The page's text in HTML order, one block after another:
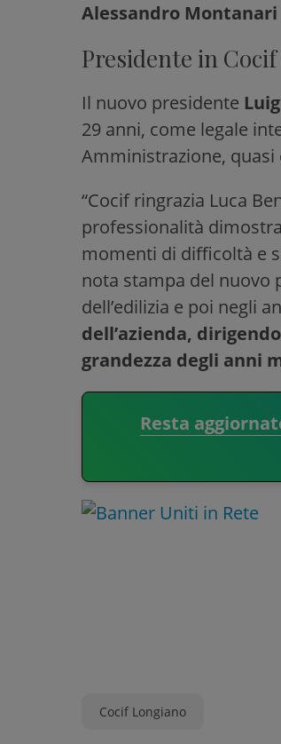
Alessandro
Presidente in
Il nuovo presidente
29 anni, come legale
Amministrazione, quasi
“Cocif ringrazia Luca
professionalità
momenti di difficoltà e
nota stampa del nuovo
dell’edilizia e poi negli
dell’azienda,
grandezza degli anni
Resta
Cocif Longiano